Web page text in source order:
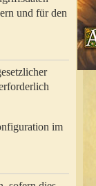
und für den
im